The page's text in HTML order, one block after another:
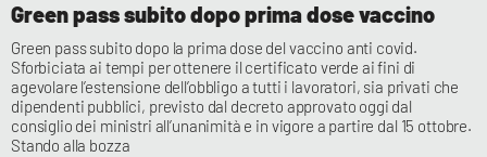
Green pass subito dopo prima dose vaccino
Green pass subito dopo la prima dose del vaccino anti covid.
Sforbiciata ai tempi per ottenere il certificato verde ai fini di
agevolare l’estensione dell’obbligo a tutti i lavoratori, sia privati che
dipendenti pubblici, previsto dal decreto approvato oggi dal
consiglio dei ministri all’unanimità e in vigore a partire dal 15 ottobre.
Stando alla bozza